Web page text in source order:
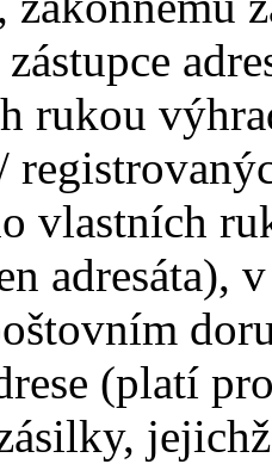
rukou
vlastních
adresáta),
(platí